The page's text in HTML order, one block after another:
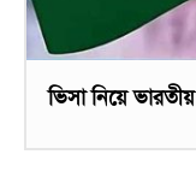
ভিসা নিয়ে